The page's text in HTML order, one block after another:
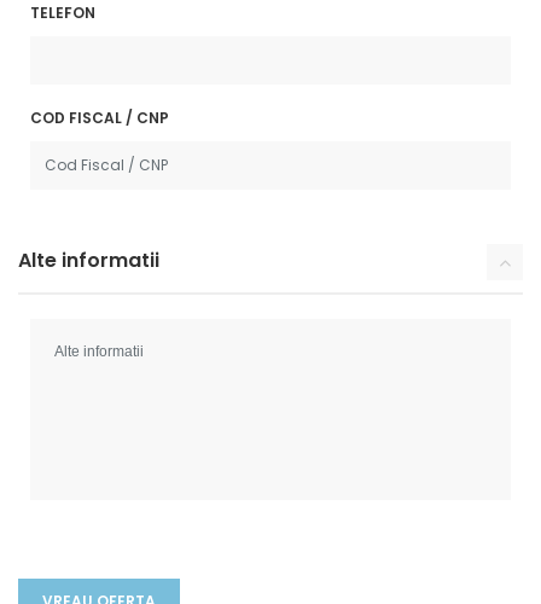
TELEFON
COD FISCAL / CNP
Alte informatii